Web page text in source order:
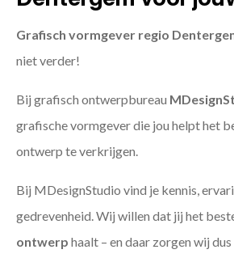
Grafisch vormgever regio
niet verder!
Bij grafisch ontwerpbureau
grafische vormgever die jou helpt het
ontwerp te verkrijgen.
Bij MDesignStudio vind je kennis,
gedrevenheid. Wij willen dat jij het
ontwerp haalt – en daar zorgen wij